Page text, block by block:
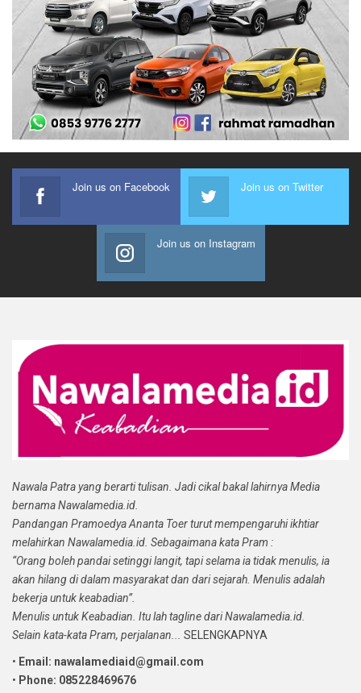
Join us on Facebook Join us on Twitter
Join us on Instagram
Nawala Patra yang berarti tulisan. Jadi cikal bakal lahirnya Media
bernama Nawalamedia.id.
Pandangan Pramoedya Ananta Toer turut mempengaruhi ikhtiar
melahirkan Nawalamedia.id. Sebagaimana kata Pram :
“Orang boleh pandai setinggi langit, tapi selama ia tidak menulis, ia
akan hilang di dalam masyarakat dan dari sejarah. Menulis adalah
bekerja untuk keabadian”.
Menulis untuk Keabadian. Itu lah tagline dari Nawalamedia.id.
Selain kata-kata Pram, perjalanan...
SELENGKAPNYA
• Email: nawalamediaid@gmail.com
• Phone: 085228469676